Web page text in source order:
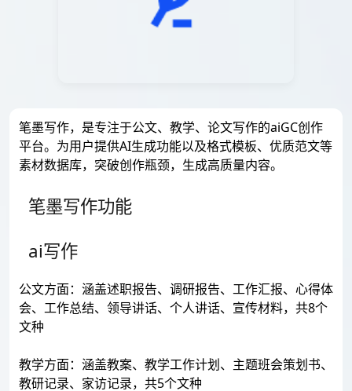
笔墨写作，是专注于公文、教学、论文写作的aiGC创作
平台。为用户提供AI生成功能以及格式模板、优质范文等
素材数据库，突破创作瓶颈，生成高质量内容。
笔墨写作功能
ai写作
公文方面：涵盖述职报告、调研报告、工作汇报、心得体
会、工作总结、领导讲话、个人讲话、宣传材料，共8个
文种
教学方面：涵盖教案、教学工作计划、主题班会策划书、
教研记录、家访记录，共5个文种